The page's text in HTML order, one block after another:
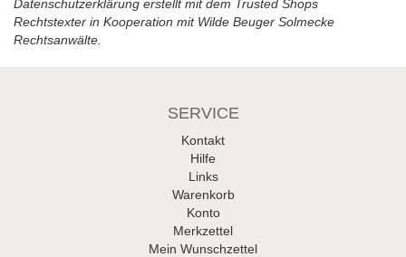
Datenschutzerklärung erstellt mit dem Trusted Shops
Rechtstexter in Kooperation mit Wilde Beuger Solmecke
Rechtsanwälte
SERVICE
Kontakt
Hilfe
Links
Warenkorb
Konto
Merkzettel
Mein Wunschzettel